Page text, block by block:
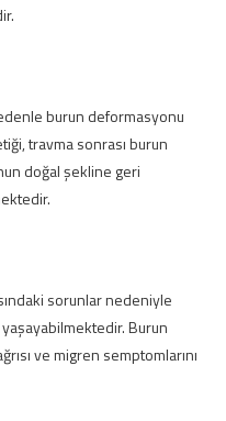
burun deformasyonu
travma sonrası burun
doğal şekline geri
sorunlar nedeniyle
Burun
ve migren semptomlarını